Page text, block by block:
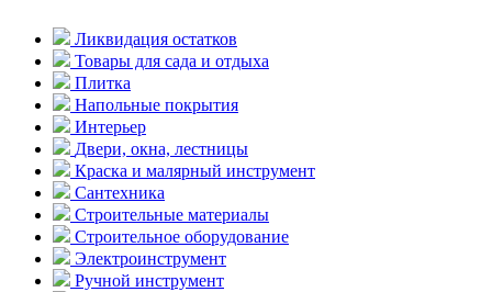
Ликвидация остатков
Товары для сада и отдыха
Плитка
Напольные покрытия
Интерьер
Двери, окна, лестницы
Краска и малярный инструмент
Сантехника
Строительные материалы
Строительное оборудование
Электроинструмент
Ручной инструмент